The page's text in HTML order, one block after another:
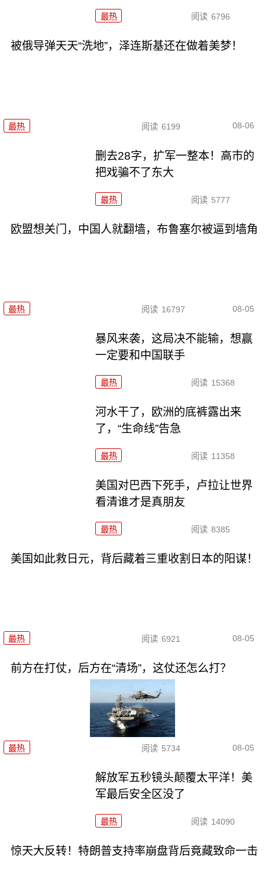
最热 阅读 6796
被俄导弹天天“洗地”，泽连斯基还在做着美梦！
最热 阅读 6199 08-06
删去28字，扩军一整本！高市的
把戏骗不了东大
最热 阅读 5777
欧盟想关门，中国人就翻墙，布鲁塞尔被逼到墙角
最热 阅读 16797 08-05
暴风来袭，这局决不能输，想赢
一定要和中国联手
最热 阅读 15368
河水干了，欧洲的底裤露出来
了，“生命线”告急
最热 阅读 11358
美国对巴西下死手，卢拉让世界
看清谁才是真朋友
最热 阅读 8385
美国如此救日元，背后藏着三重收割日本的阳谋！
最热 阅读 6921 08-05
前方在打仗，后方在“清场”，这仗还怎么打？
最热 阅读 5734 08-05
解放军五秒镜头颠覆太平洋！美
军最后安全区没了
最热 阅读 14090
惊天大反转！特朗普支持率崩盘背后竟藏致命一击